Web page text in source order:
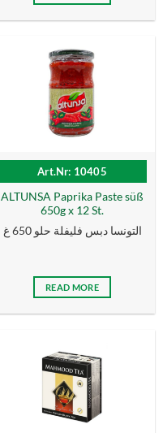
Art.Nr: 10405
ALTUNSA Paprika Paste süß
650g x 12 St.
التونسا دبس فليفلة حلو 650 غ
READ MORE